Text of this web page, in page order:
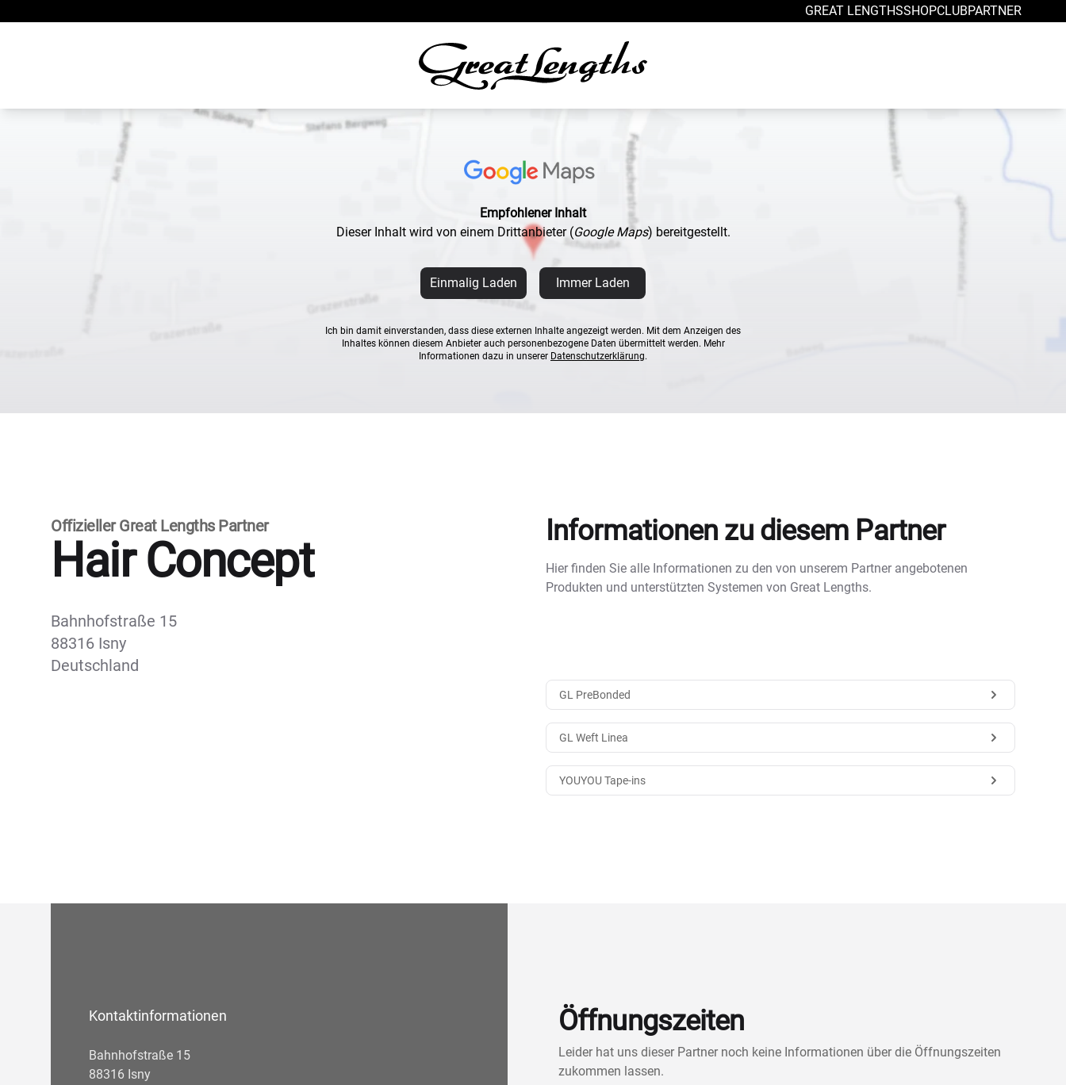
GREAT LENGTHSSHOPCLUBPARTNER
Empfohlener Inhalt
Dieser Inhalt wird von einem Drittanbieter (Google Maps) bereitgestellt.
Einmalig Laden Immer Laden
Ich bin damit einverstanden, dass diese externen Inhalte angezeigt werden. Mit dem Anzeigen des
Inhaltes können diesem Anbieter auch personenbezogene Daten übermittelt werden. Mehr
Informationen dazu in unserer Datenschutzerklärung.
Offizieller Great Lengths Partner
Hair Concept
Bahnhofstraße 15
88316 Isny
Deutschland
Informationen zu diesem Partner
Hier finden Sie alle Informationen zu den von unserem Partner angebotenen
Produkten und unterstützten Systemen von Great Lengths.
GL PreBonded
GL Weft Linea
YOUYOU Tape-ins
Kontaktinformationen
Bahnhofstraße 15
88316 Isny
Öffnungszeiten
Leider hat uns dieser Partner noch keine Informationen über die Öffnungszeiten
zukommen lassen.